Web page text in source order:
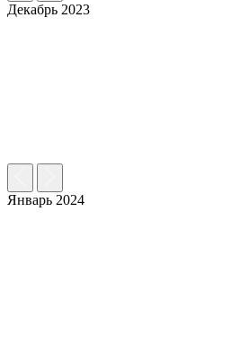
Декабрь 2023
Январь 2024